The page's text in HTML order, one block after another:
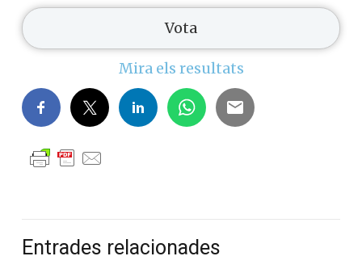
Mira els resultats
Entrades relacionades